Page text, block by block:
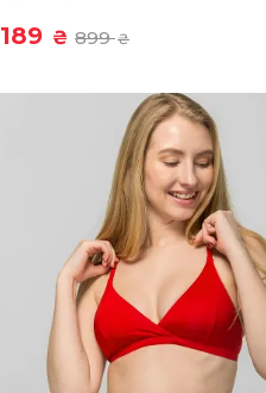
189 ₴ 899₴